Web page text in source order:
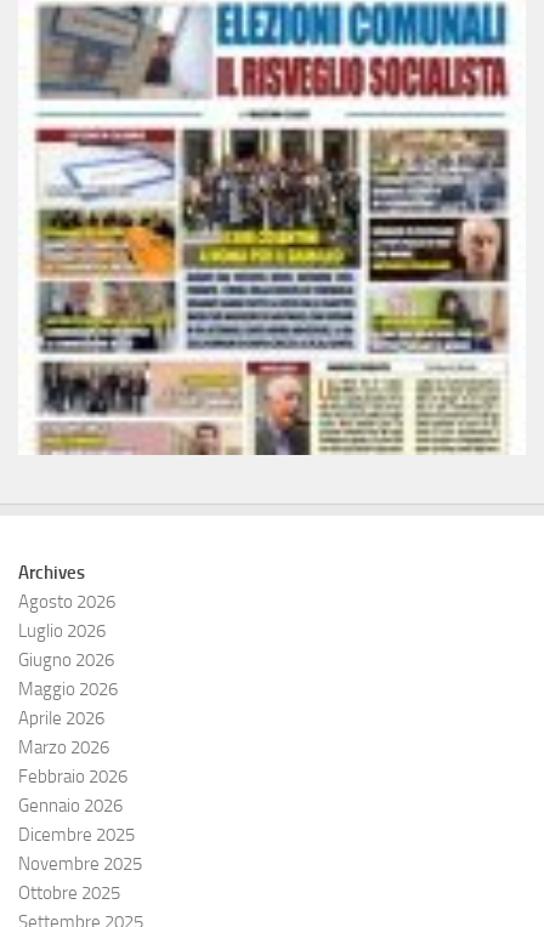
Archives
Agosto 2026
Luglio 2026
Giugno 2026
Maggio 2026
Aprile 2026
Marzo 2026
Febbraio 2026
Gennaio 2026
Dicembre 2025
Novembre 2025
Ottobre 2025
Settembre 2025